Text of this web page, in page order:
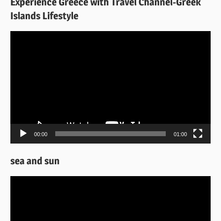
Islands Lifestyle
00:00 01:00
sea and sun